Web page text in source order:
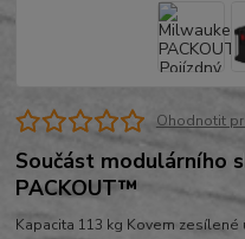
Ohodnotit
Součást modulárního
PACKOUT™
Kapacita 113 kg Kovem